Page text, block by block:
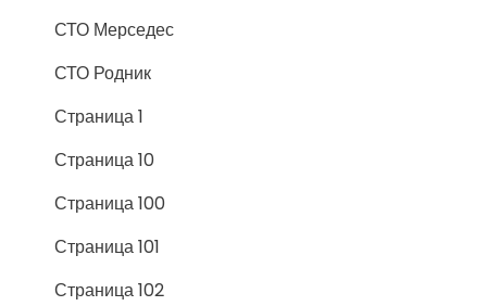
СТО Мерседес
СТО Родник
Страница 1
Страница 10
Страница 100
Страница 101
Страница 102